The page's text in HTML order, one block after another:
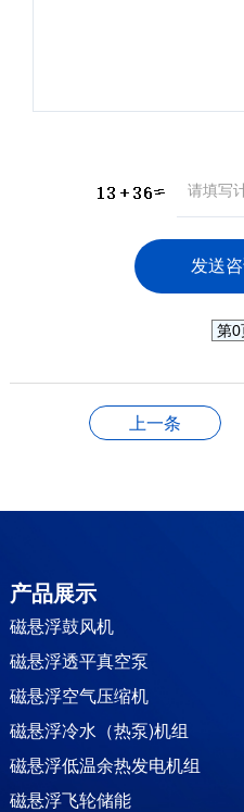
上一条
产品展示
磁悬浮鼓风机
磁悬浮透平真空泵
磁悬浮空气压缩机
磁悬浮冷水（热泵)机组
磁悬浮低温余热发电机组
磁悬浮飞轮储能